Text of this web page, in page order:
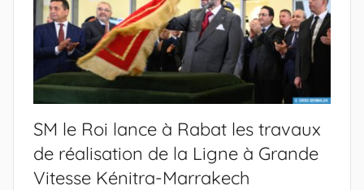
SM le Roi lance à Rabat les travaux
de réalisation de la Ligne à Grande
Vitesse Kénitra-Marrakech